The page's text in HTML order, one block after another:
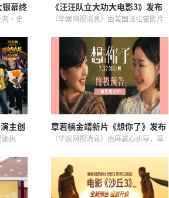
银幕终
弗·史
全国
限循
年...
《汪汪队立大功大电影3》发布
后街男孩主题曲特辑 8月8日影
院见
（华娱网视消息）由美国派拉蒙影片
IP《汪汪队立大功》的全新大电影——
《汪汪队立大功大电影3：勇闯恐龙
岛》今日发布主题曲特辑。这首...
主创
心中
执
别出
安、
女
章若楠金靖新片《想你了》发布
终极预告 人生挚友共担风雨共度
时光
（华娱网视消息）由麻赢心执导，章
电影《想你了》今日发布终极预告与
终极海报，首次曝光高凡（章若楠
饰）全新形象，在透露更多影片信
息...